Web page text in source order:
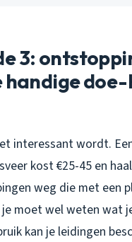
3:
handige
interessant wordt.
kost €25-45 en
weg die met een
je moet wel weten wat
kan je leidingen